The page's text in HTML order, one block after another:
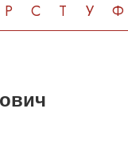
Р С Т У Ф